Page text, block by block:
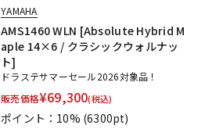
YAMAHA
AMS1460 WLN [Absolute Hybrid M
aple 14×6 / クラシックウォルナッ
ト]
ドラステサマーセール2026対象品！
販売価格¥69,300(税込)
ポイント：10% (6300pt)